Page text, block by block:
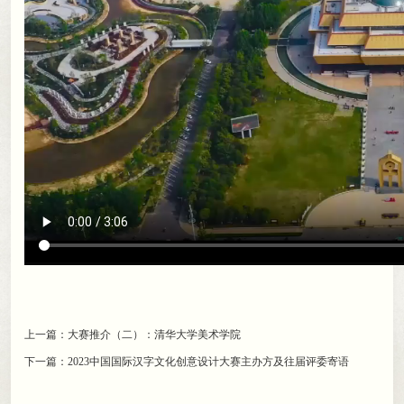
上一篇： 大赛推介（二）：清华大学美术学院
下一篇： 2023中国国际汉字文化创意设计大赛主办方及往届评委寄语